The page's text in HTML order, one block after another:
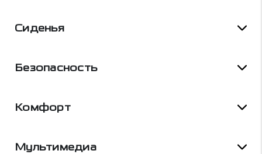
Сиденья
Безопасность
Комфорт
Мультимедиа